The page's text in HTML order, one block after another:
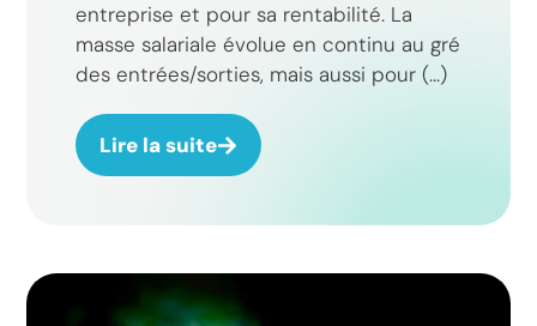
entreprise et pour sa rentabilité. La
masse salariale évolue en continu au gré
des entrées/sorties, mais aussi pour (...)
Lire la suite